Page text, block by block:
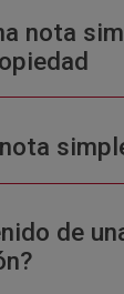
nota
de